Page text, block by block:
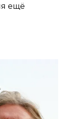
ещё